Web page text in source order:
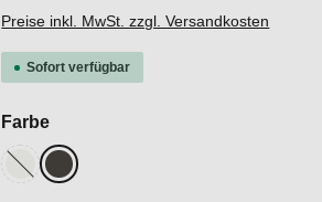
Preise inkl. MwSt. zzgl. Versandkosten
Sofort verfügbar
Farbeauswählen
Fresh White
(Diese Option ist zurzeit nicht verfügbar.)
Black Ink